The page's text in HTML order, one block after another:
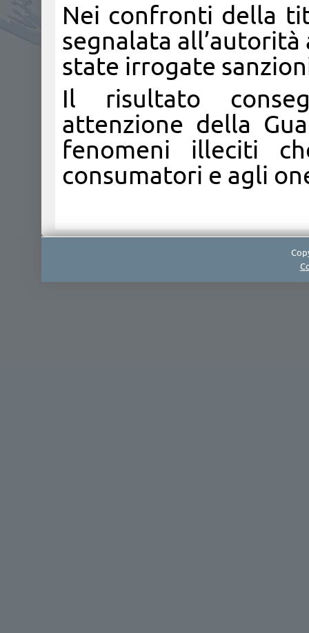
Nei confronti della
segnalata
state irrogate
Il risultato
attenzione della
fenomeni illeciti
consumatori e agli